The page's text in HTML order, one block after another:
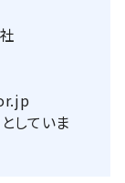
していま